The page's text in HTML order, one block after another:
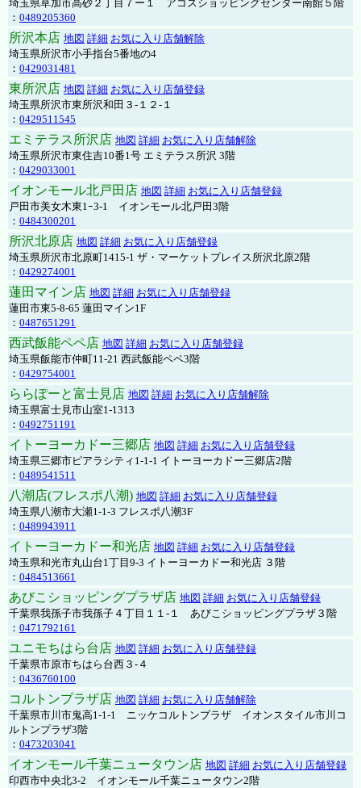
埼玉県草加市高砂２丁目７ー１ アコスショッピングセンター南館５階
： 0489205360
所沢本店 地図 詳細 お気に入り店舗解除
埼玉県所沢市小手指台5番地の4
： 0429031481
東所沢店 地図 詳細 お気に入り店舗登録
埼玉県所沢市東所沢和田３-１２-１
： 0429511545
エミテラス所沢店 地図 詳細 お気に入り店舗解除
埼玉県所沢市東住吉10番1号 エミテラス所沢 3階
： 0429033001
イオンモール北戸田店 地図 詳細 お気に入り店舗登録
戸田市美女木東1ｰ3‐1 イオンモール北戸田3階
： 0484300201
所沢北原店 地図 詳細 お気に入り店舗登録
埼玉県所沢市北原町1415-1 ザ・マーケットプレイス所沢北原2階
： 0429274001
蓮田マイン店 地図 詳細 お気に入り店舗登録
蓮田市東5-8-65 蓮田マイン1F
： 0487651291
西武飯能ペペ店 地図 詳細 お気に入り店舗登録
埼玉県飯能市仲町11-21 西武飯能ペペ3階
： 0429754001
ららぽーと富士見店 地図 詳細 お気に入り店舗解除
埼玉県富士見市山室1-1313
： 0492751191
イトーヨーカドー三郷店 地図 詳細 お気に入り店舗登録
埼玉県三郷市ピアラシティ1-1-1 イトーヨーカドー三郷店2階
： 0489541511
八潮店(フレスポ八潮) 地図 詳細 お気に入り店舗登録
埼玉県八潮市大瀬1-1-3 フレスポ八潮3F
： 0489943911
イトーヨーカドー和光店 地図 詳細 お気に入り店舗登録
埼玉県和光市丸山台1丁目9-3 イトーヨーカドー和光店 ３階
： 0484513661
あびこショッピングプラザ店 地図 詳細 お気に入り店舗登録
千葉県我孫子市我孫子４丁目１１-１ あびこショッピングプラザ３階
： 0471792161
ユニモちはら台店 地図 詳細 お気に入り店舗登録
千葉県市原市ちはら台西３-４
： 0436760100
コルトンプラザ店 地図 詳細 お気に入り店舗解除
千葉県市川市鬼高1-1-1 ニッケコルトンプラザ イオンスタイル市川コ
ルトンプラザ3階
： 0473203041
イオンモール千葉ニュータウン店 地図 詳細 お気に入り店舗登録
印西市中央北3-2 イオンモール千葉ニュータウン2階